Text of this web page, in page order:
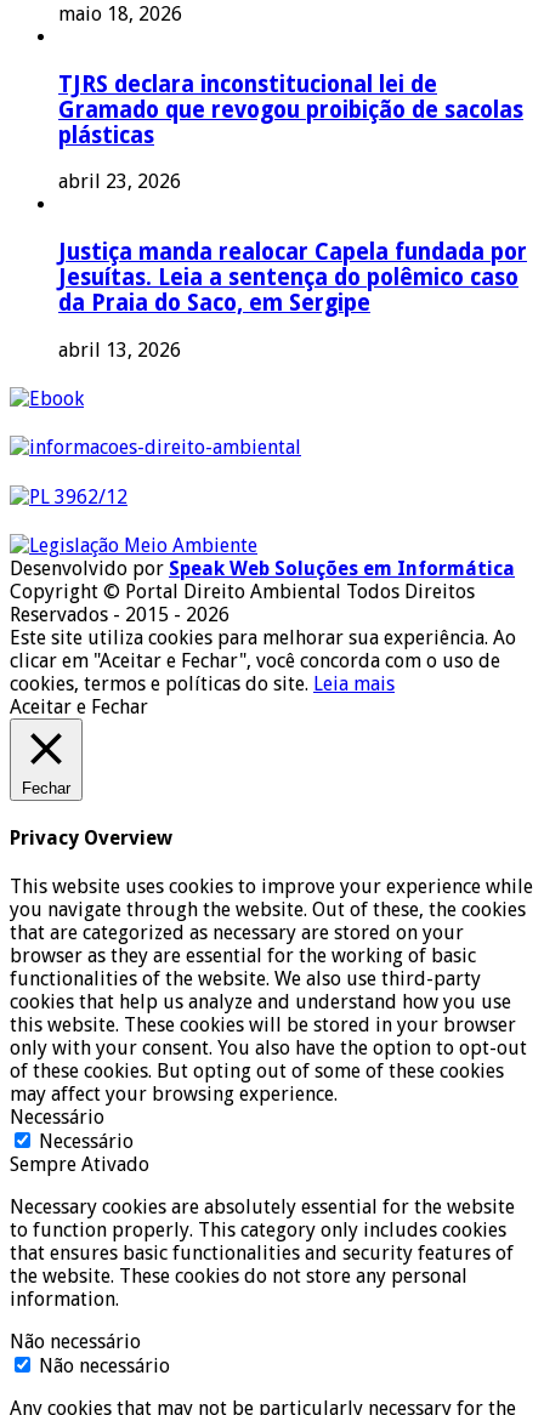
maio 18, 2026
TJRS declara inconstitucional lei de
Gramado que revogou proibição de sacolas
plásticas
abril 23, 2026
Justiça manda realocar Capela fundada por
Jesuítas. Leia a sentença do polêmico caso
da Praia do Saco, em Sergipe
abril 13, 2026
Desenvolvido por Speak Web Soluções em Informática
Copyright © Portal Direito Ambiental Todos Direitos
Reservados - 2015 - 2026
Este site utiliza cookies para melhorar sua experiência. Ao
clicar em "Aceitar e Fechar", você concorda com o uso de
cookies, termos e políticas do site. Leia mais
Aceitar e Fechar
Fechar
Privacy Overview
This website uses cookies to improve your experience while
you navigate through the website. Out of these, the cookies
that are categorized as necessary are stored on your
browser as they are essential for the working of basic
functionalities of the website. We also use third-party
cookies that help us analyze and understand how you use
this website. These cookies will be stored in your browser
only with your consent. You also have the option to opt-out
of these cookies. But opting out of some of these cookies
may affect your browsing experience.
Necessário
Necessário
Sempre Ativado
Necessary cookies are absolutely essential for the website
to function properly. This category only includes cookies
that ensures basic functionalities and security features of
the website. These cookies do not store any personal
information.
Não necessário
Não necessário
Any cookies that may not be particularly necessary for the